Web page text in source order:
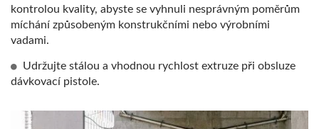
kontrolou kvality, abyste se vyhnuli nesprávným poměrům
míchání způsobeným konstrukčními nebo výrobními
vadami.
Udržujte stálou a vhodnou rychlost extruze při obsluze
dávkovací pistole.